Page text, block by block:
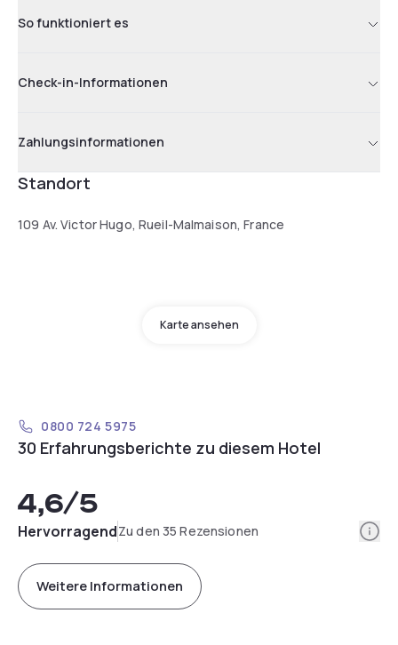
So funktioniert es
Check-in-Informationen
Zahlungsinformationen
Standort
109 Av. Victor Hugo, Rueil-Malmaison, France
Karte ansehen
0800 724 5975
30 Erfahrungsberichte zu diesem Hotel
4,6/5
HervorragendZu den 35 Rezensionen
Weitere Informationen